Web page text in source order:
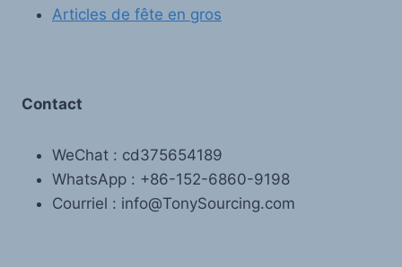
Articles de fête en gros
Contact
WeChat : cd375654189
WhatsApp : +86-152-6860-9198
Courriel : info@TonySourcing.com